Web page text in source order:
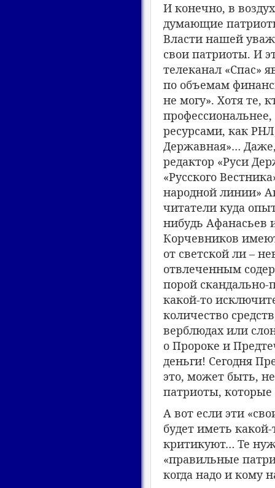
И конечно, в
думающие
Власти нашей
свои патриоты. И
телеканал «Спас»
по объемам
не могу». Хотя те,
ресурсами, как
Державная»…
редактор «Руси
«Русского
народной линии»
читатели куда
нибудь Афанасьев
Корчевников
от светской ли –
отвлеченным
порой
какой-то
количество
верблюдах или
о Пророке и
деньги! Сегодня
это, может быть,
патриоты,
А вот если эти
будет иметь
критикуют… Те
«правильные
когда надо и кому